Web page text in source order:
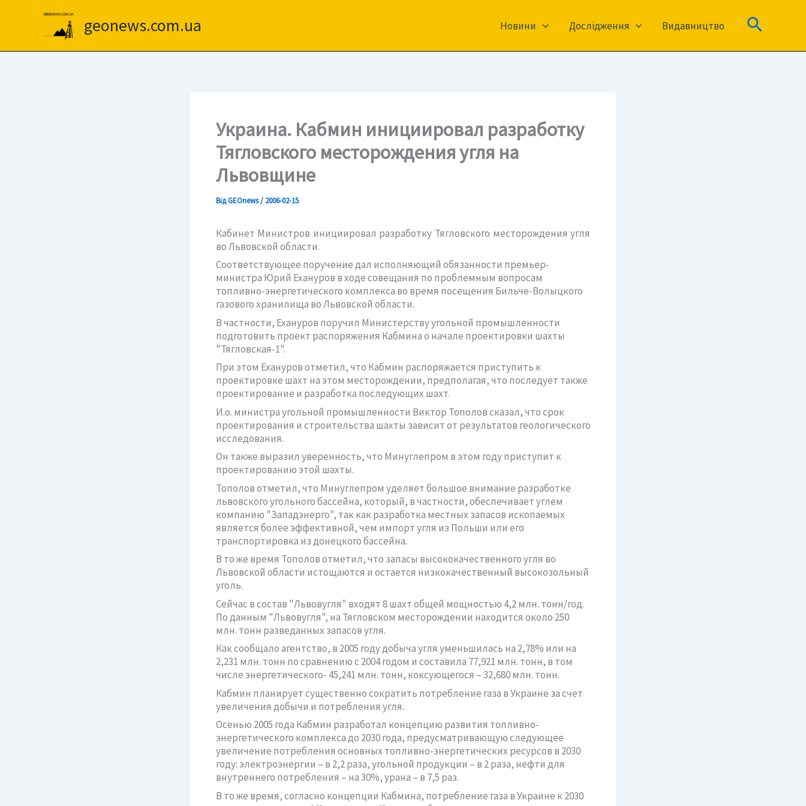
geonews.com.ua Новини Дослідження Видавництво Пошук
Украина. Кабмин инициировал разработку
Тягловского месторождения угля на
Львовщине
ВідGEOnews/ 2006-02-15
Кабинет Министров инициировал разработку Тягловского месторождения угля
во Львовской области.
Соответствующее поручение дал исполняющий обязанности премьер-
министра Юрий Ехануров в ходе совещания по проблемным вопросам
топливно-энергетического комплекса во время посещения Бильче-Волыцкого
газового хранилища во Львовской области.
В частности, Ехануров поручил Министерству угольной промышленности
подготовить проект распоряжения Кабмина о начале проектировки шахты
"Тягловская-1".
При этом Ехануров отметил, что Кабмин распоряжается приступить к
проектировке шахт на этом месторождении, предполагая, что последует также
проектирование и разработка последующих шахт.
И.о. министра угольной промышленности Виктор Тополов сказал, что срок
проектирования и строительства шахты зависит от результатов геологического
исследования.
Он также выразил уверенность, что Минуглепром в этом году приступит к
проектированию этой шахты.
Тополов отметил, что Минуглепром уделяет большое внимание разработке
львовского угольного бассейна, который, в частности, обеспечивает углем
компанию "Западэнерго", так как разработка местных запасов ископаемых
является более эффективной, чем импорт угля из Польши или его
транспортировка из донецкого бассейна.
В то же время Тополов отметил, что запасы высококачественного угля во
Львовской области истощаются и остается низкокачественный высокозольный
уголь.
Сейчас в состав "Львовугля" входят 8 шахт общей мощностью 4,2 млн. тонн/год.
По данным "Львовугля", на Тягловском месторождении находится около 250
млн. тонн разведанных запасов угля.
Как сообщало агентство, в 2005 году добыча угля уменьшилась на 2,78% или на
2,231 млн. тонн по сравнению с 2004 годом и составила 77,921 млн. тонн, в том
числе энергетического- 45,241 млн. тонн, коксующегося – 32,680 млн. тонн.
Кабмин планирует существенно сократить потребление газа в Украине за счет
увеличения добычи и потребления угля.
Осенью 2005 года Кабмин разработал концепцию развития топливно-
энергетического комплекса до 2030 года, предусматривающую следующее
увеличение потребления основных топливно-энергетических ресурсов в 2030
году: электроэнергии – в 2,2 раза, угольной продукции – в 2 раза, нефти для
внутреннего потребления – на 30%, урана – в 7,5 раз.
В то же время, согласно концепции Кабмина, потребление газа в Украине к 2030